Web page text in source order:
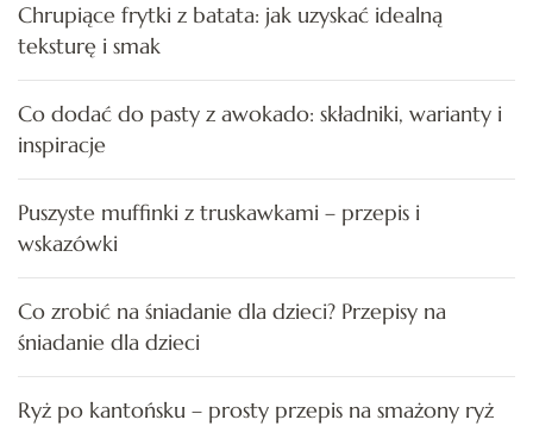
Chrupiące frytki z batata: jak uzyskać idealną
teksturę i smak
Co dodać do pasty z awokado: składniki, warianty i
inspiracje
Puszyste muffinki z truskawkami – przepis i
wskazówki
Co zrobić na śniadanie dla dzieci? Przepisy na
śniadanie dla dzieci
Ryż po kantońsku – prosty przepis na smażony ryż